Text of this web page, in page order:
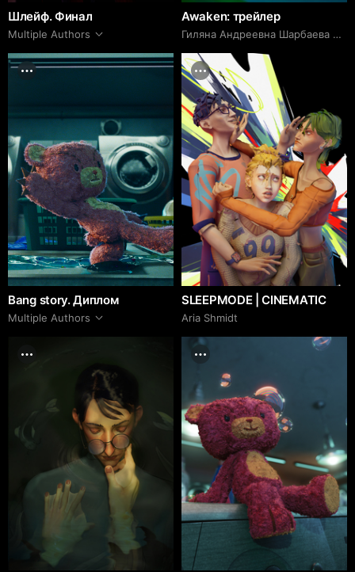
Шлейф. Финал
Multiple Authors
Awaken: трейлер
Гиляна Андреевна Шарбаева Sharbaeva
Bang story. Диплом
Multiple Authors
SLEEPMODE | CINEMATIC
Aria Shmidt